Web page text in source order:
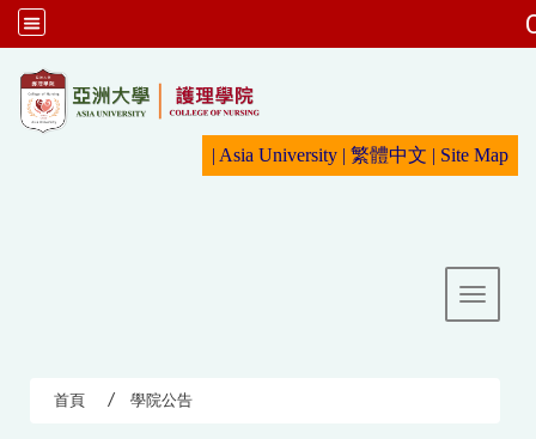
| Asia University | 繁體中文 | Site Map
Toggle
首頁 學院公告